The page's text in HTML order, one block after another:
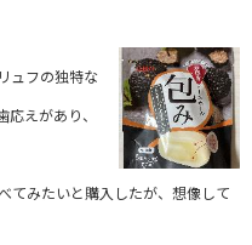
ュフの独特な
えがあり、
てみたいと購入したが、想像して